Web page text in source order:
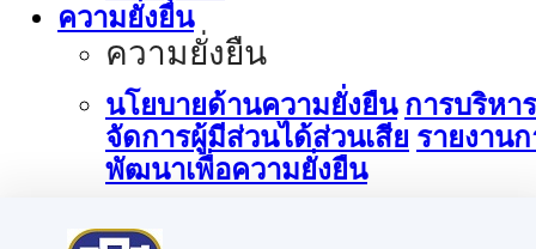
ความยั่งยืน
ความยั่งยืน
นโยบายด้านความยั่งยืน การบริหาร
จัดการผู้มีส่วนได้ส่วนเสีย รายงานก
พัฒนาเพื่อความยั่งยืน
การบริหารจัดการด้านนวัตกรรม